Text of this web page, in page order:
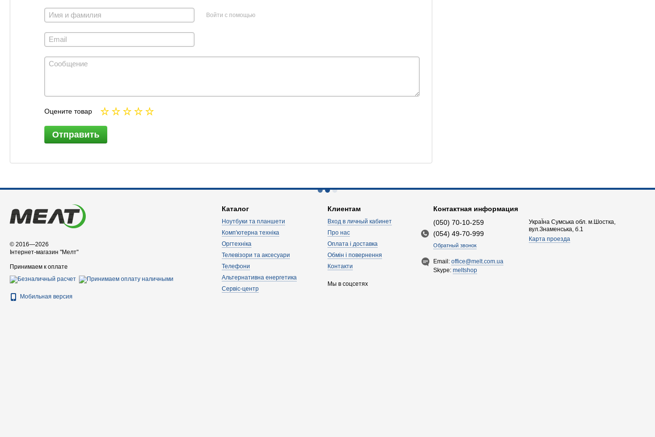
Войти с помощью
Оцените товар
Отправить
© 2016—2026
Інтернет-магазин "Мелт"
Принимаем к оплате
Мобильная версия
Каталог
Ноутбуки та планшети
Комп'ютерна техніка
Оргтехніка
Телевізори та аксесуари
Телефони
Альтернативна енергетика
Сервіс-центр
Клиентам
Вход в личный кабинет
Про нас
Оплата і доставка
Обмін і повернення
Контакти
Мы в соцсетях
Контактная информация
(050) 70-10-259
(054) 49-70-999
Обратный звонок
УкраЇна Сумська обл. м.Шостка,
вул.Знаменська, б.1
Карта проезда
Email:office@melt.com.ua
Skype:meltshop